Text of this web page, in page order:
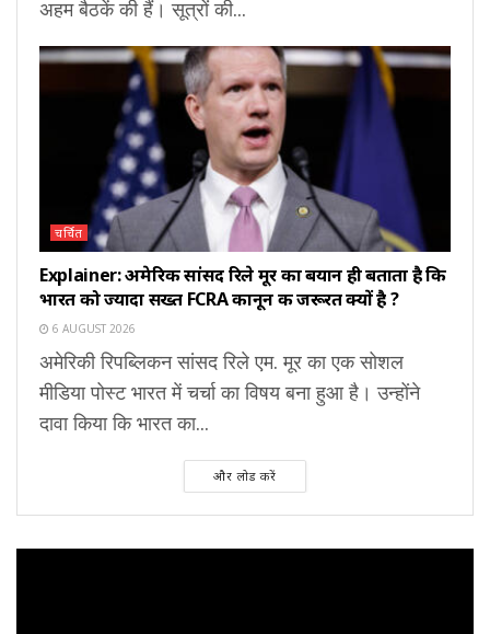
अहम बैठकें की हैं। सूत्रों की...
चर्चित
Explainer: अमेरिकी सांसद रिले मूर का बयान ही बताता है कि
भारत को ज्यादा सख्त FCRA कानून की जरूरत क्यों है ?
6 AUGUST 2026
अमेरिकी रिपब्लिकन सांसद रिले एम. मूर का एक सोशल
मीडिया पोस्ट भारत में चर्चा का विषय बना हुआ है। उन्होंने
दावा किया कि भारत का...
और लोड करें